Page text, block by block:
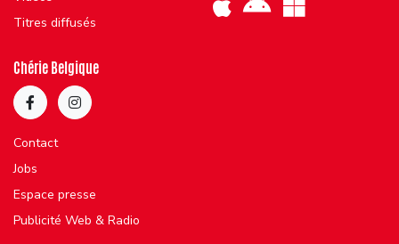
Titres diffusés
Chérie Belgique
Contact
Jobs
Espace presse
Publicité Web & Radio